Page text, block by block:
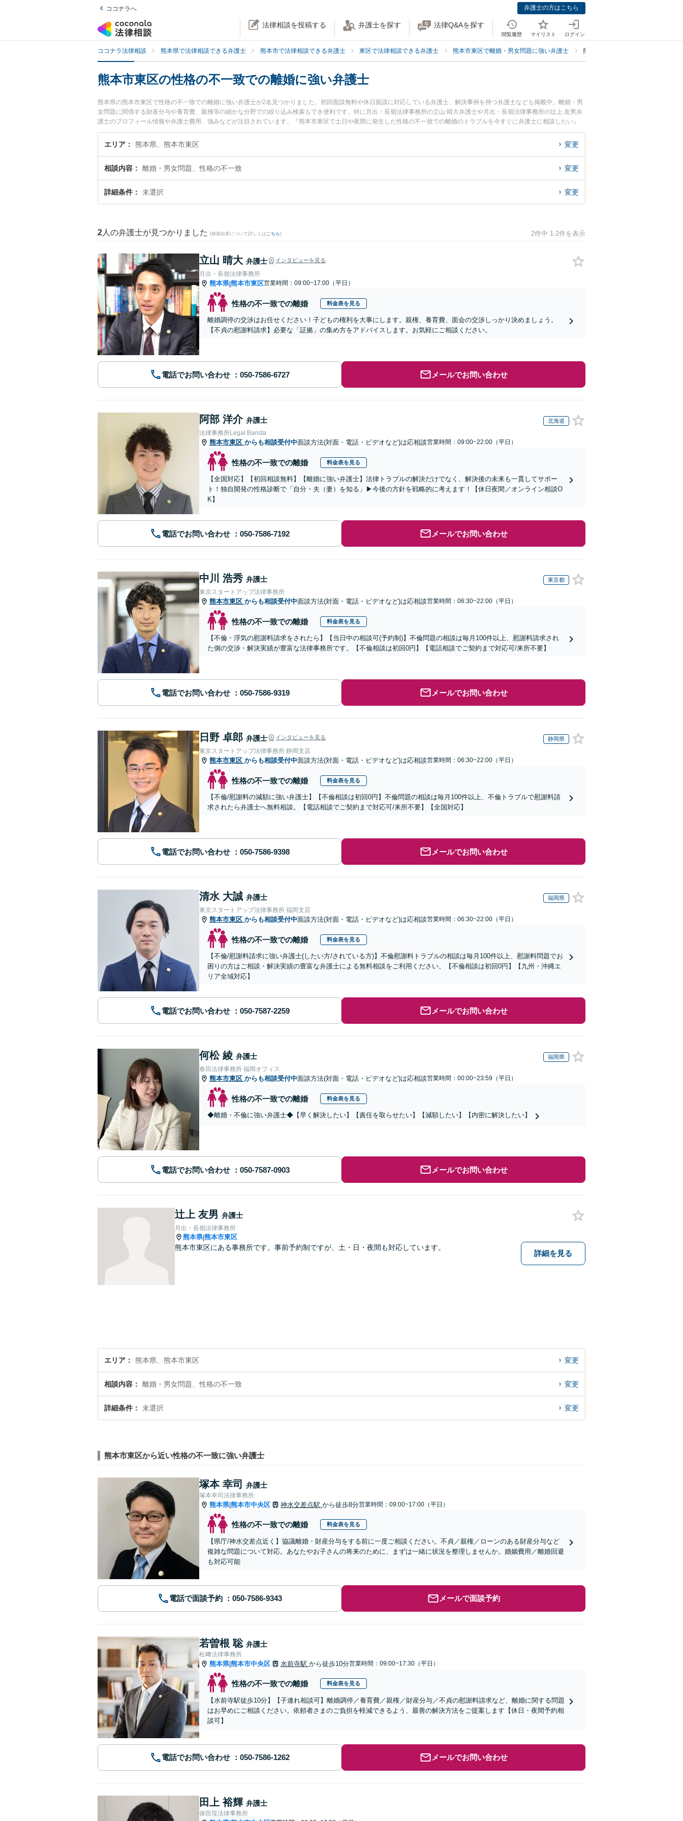
ココナラへ 弁護士の方はこちら
法律相談を投稿する 弁護士を探す 法律Q&Aを探す
閲覧履歴 マイリスト ログイン
ココナラ法律相談 熊本県で法律相談できる弁護士 熊本市で法律相談できる弁護士 東区で法律相談できる弁護士 熊本市東区で離婚・男女問題に強い弁護士 熊本市東区で性格の不一致に強い弁
熊本市東区の性格の不一致での離婚に強い弁護士
熊本県の熊本市東区で性格の不一致での離婚に強い弁護士が2名見つかりました。初回面談無料や休日面談に対応している弁護士、解決事例を持つ弁護士なども掲載中。離婚・男
女問題に関係する財産分与や養育費、親権等の細かな分野での絞り込み検索もでき便利です。特に月出・長嶺法律事務所の立山 晴大弁護士や月出・長嶺法律事務所の辻上 友男弁
護士のプロフィール情報や弁護士費用、強みなどが注目されています。『熊本市東区で土日や夜間に発生した性格の不一致での離婚のトラブルを今すぐに弁護士に相談したい』
『性格の不一致での離婚のトラブル解決の実績豊富な近くの弁護士を検索したい』『初回相談無料で性格の不一致での離婚を法律相談できる熊本市東区内の弁護士に相談予約した
い』などでお困りの相談者さんにおすすめです。
エリア 熊本県、熊本市東区 変更
相談内容 離婚・男女問題、性格の不一致 変更
詳細条件 未選択 変更
2 人の弁護士が見つかりました (検索結果について詳しくは こちら) 2件中 1-2件を表示
立山 晴大 弁護士 インタビューを見る
月出・長嶺法律事務所
熊本県|熊本市東区営業時間：09:00~17:00（平日）
性格の不一致での離婚 料金表を見る
離婚調停の交渉はお任せください！子どもの権利を大事にします。親権、養育費、面会の交渉しっかり決めましょう。
【不貞の慰謝料請求】必要な「証拠」の集め方をアドバイスします。お気軽にご相談ください。
電話でお問い合わせ メールでお問い合わせ
阿部 洋介 弁護士 北海道
法律事務所Legal Barista
熊本市東区 からも相談受付中面談方法(対面・電話・ビデオなど)は応相談営業時間：09:00~22:00（平日）
性格の不一致での離婚 料金表を見る
【全国対応】【初回相談無料】【離婚に強い弁護士】法律トラブルの解決だけでなく、解決後の未来も一貫してサポー
ト！独自開発の性格診断で「自分・夫（妻）を知る」▶︎今後の方針を戦略的に考えます！【休日夜間／オンライン相談O
K】
電話でお問い合わせ メールでお問い合わせ
中川 浩秀 弁護士 東京都
東京スタートアップ法律事務所
熊本市東区 からも相談受付中面談方法(対面・電話・ビデオなど)は応相談営業時間：06:30~22:00（平日）
性格の不一致での離婚 料金表を見る
【不倫・浮気の慰謝料請求をされたら】【当日中の相談可(予約制)】不倫問題の相談は毎月100件以上、慰謝料請求され
た側の交渉・解決実績が豊富な法律事務所です。【不倫相談は初回0円】【電話相談でご契約まで対応可/来所不要】
電話でお問い合わせ メールでお問い合わせ
日野 卓郎 弁護士 インタビューを見る 静岡県
東京スタートアップ法律事務所 静岡支店
熊本市東区 からも相談受付中面談方法(対面・電話・ビデオなど)は応相談営業時間：06:30~22:00（平日）
性格の不一致での離婚 料金表を見る
【不倫/慰謝料の減額に強い弁護士】【不倫相談は初回0円】不倫問題の相談は毎月100件以上、不倫トラブルで慰謝料請
求されたら弁護士へ無料相談。【電話相談でご契約まで対応可/来所不要】【全国対応】
電話でお問い合わせ メールでお問い合わせ
清水 大誠 弁護士 福岡県
東京スタートアップ法律事務所 福岡支店
熊本市東区 からも相談受付中面談方法(対面・電話・ビデオなど)は応相談営業時間：06:30~22:00（平日）
性格の不一致での離婚 料金表を見る
【不倫/慰謝料請求に強い弁護士(したい方/されている方)】不倫慰謝料トラブルの相談は毎月100件以上、慰謝料問題でお
困りの方はご相談・解決実績の豊富な弁護士による無料相談をご利用ください。【不倫相談は初回0円】【九州・沖縄エ
リア全域対応】
電話でお問い合わせ メールでお問い合わせ
何松 綾 弁護士 福岡県
春田法律事務所 福岡オフィス
熊本市東区 からも相談受付中面談方法(対面・電話・ビデオなど)は応相談営業時間：00:00~23:59（平日）
性格の不一致での離婚 料金表を見る
◆離婚・不倫に強い弁護士◆【早く解決したい】【責任を取らせたい】【減額したい】【内密に解決したい】
電話でお問い合わせ メールでお問い合わせ
辻上 友男 弁護士
月出・長嶺法律事務所
熊本県|熊本市東区
熊本市東区にある事務所です。事前予約制ですが、土・日・夜間も対応しています。
詳細を見る
エリア 熊本県、熊本市東区 変更
相談内容 離婚・男女問題、性格の不一致 変更
詳細条件 未選択 変更
熊本市東区から近い性格の不一致に強い弁護士
塚本 幸司 弁護士
塚本幸司法律事務所
熊本県|熊本市中央区 神水交差点駅 から徒歩8分営業時間：09:00~17:00（平日）
性格の不一致での離婚 料金表を見る
【県庁/神水交差点近く】協議離婚・財産分与をする前に一度ご相談ください。不貞／親権／ローンのある財産分与など
複雑な問題について対応。あなたやお子さんの将来のために、まずは一緒に状況を整理しませんか。婚姻費用／離婚回避
も対応可能
電話で面談予約 メールで面談予約
若曽根 聡 弁護士
松﨑法律事務所
熊本県|熊本市中央区 水前寺駅 から徒歩10分営業時間：09:00~17:30（平日）
性格の不一致での離婚 料金表を見る
【水前寺駅徒歩10分】【子連れ相談可】離婚調停／養育費／親権／財産分与／不貞の慰謝料請求など、離婚に関する問題
はお早めにご相談ください。依頼者さまのご負担を軽減できるよう、最善の解決方法をご提案します【休日・夜間予約相
談可】
電話でお問い合わせ メールでお問い合わせ
田上 裕輝 弁護士
保田窪法律事務所